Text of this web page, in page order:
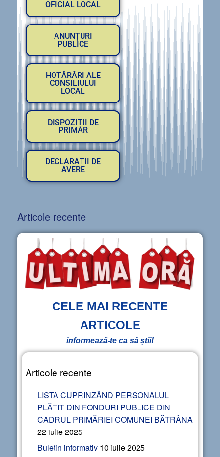
OFICIAL LOCAL
ANUNȚURI
PUBLICE
HOTĂRĂRI ALE
CONSILIULUI
LOCAL
DISPOZIȚII DE
PRIMAR
DECLARAȚII DE
AVERE
Articole recente
CELE MAI RECENTE
ARTICOLE
informează-te ca să știi!
Articole recente
LISTA CUPRINZÂND PERSONALUL
PLĂTIT DIN FONDURI PUBLICE DIN
CADRUL PRIMĂRIEI COMUNEI BĂTRÂNA
22 iulie 2025
Buletin informativ 10 iulie 2025